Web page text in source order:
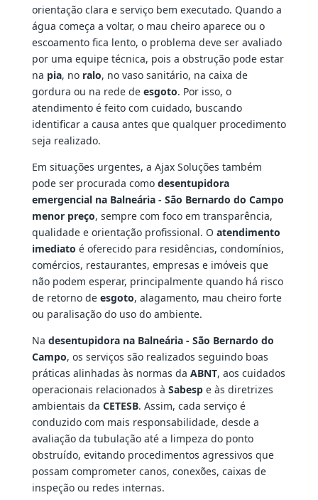
orientação clara e serviço bem executado. Quando a
água começa a voltar, o mau cheiro aparece ou o
escoamento fica lento, o problema deve ser avaliado
por uma equipe técnica, pois a obstrução pode estar
na pia, no ralo, no vaso sanitário, na caixa de
gordura ou na rede de esgoto. Por isso, o
atendimento é feito com cuidado, buscando
identificar a causa antes que qualquer procedimento
seja realizado.
Em situações urgentes, a Ajax Soluções também
pode ser procurada como desentupidora
emergencial na Balneária - São Bernardo do Campo
menor preço, sempre com foco em transparência,
qualidade e orientação profissional. O atendimento
imediato é oferecido para residências, condomínios,
comércios, restaurantes, empresas e imóveis que
não podem esperar, principalmente quando há risco
de retorno de esgoto, alagamento, mau cheiro forte
ou paralisação do uso do ambiente.
Na desentupidora na Balneária - São Bernardo do
Campo, os serviços são realizados seguindo boas
práticas alinhadas às normas da ABNT, aos cuidados
operacionais relacionados à Sabespe às diretrizes
ambientais da CETESB. Assim, cada serviço é
conduzido com mais responsabilidade, desde a
avaliação da tubulação até a limpeza do ponto
obstruído, evitando procedimentos agressivos que
possam comprometer canos, conexões, caixas de
inspeção ou redes internas.